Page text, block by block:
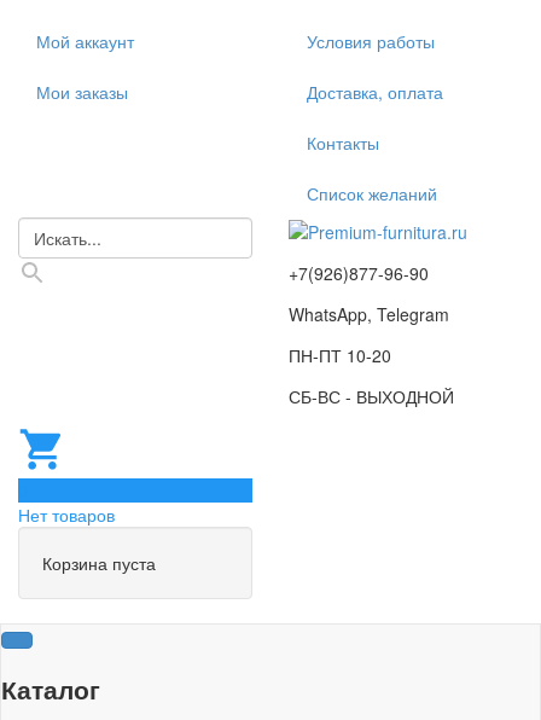
Мой аккаунт
Мои заказы
Условия работы
Доставка, оплата
Контакты
Список желаний
+7(926)877-96-90
WhatsApp, Telegram
ПН-ПТ 10-20
СБ-ВС - ВЫХОДНОЙ
Нет товаров
Корзина пуста
Каталог